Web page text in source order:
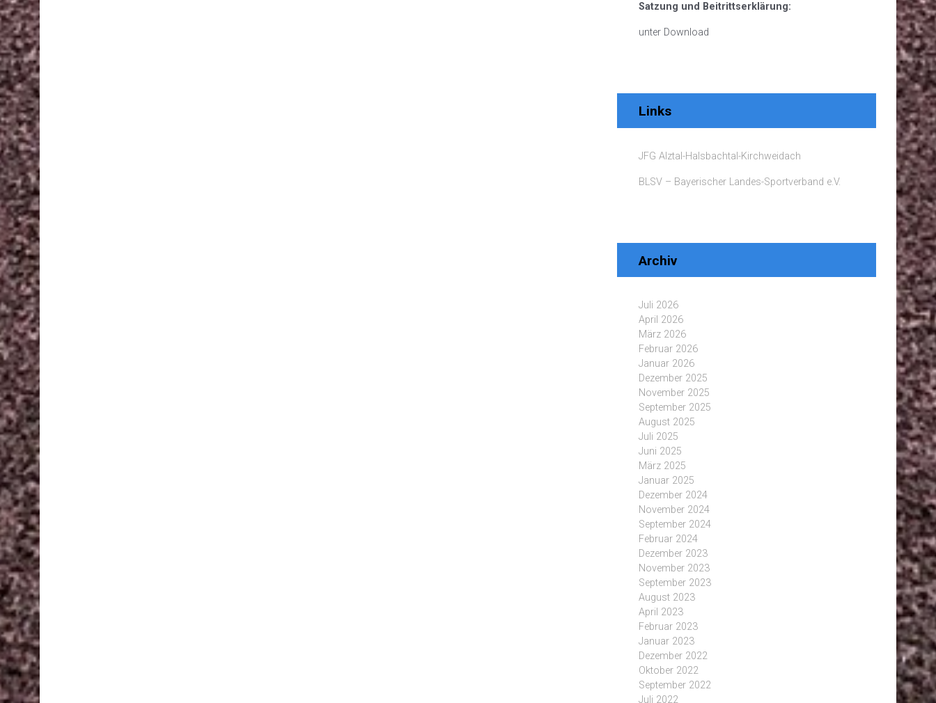
Satzung und Beitrittserklärung:
unter Download
Links
JFG Alztal-Halsbachtal-Kirchweidach
BLSV – Bayerischer Landes-Sportverband e.V.
Archiv
Juli 2026
April 2026
März 2026
Februar 2026
Januar 2026
Dezember 2025
November 2025
September 2025
August 2025
Juli 2025
Juni 2025
März 2025
Januar 2025
Dezember 2024
November 2024
September 2024
Februar 2024
Dezember 2023
November 2023
September 2023
August 2023
April 2023
Februar 2023
Januar 2023
Dezember 2022
Oktober 2022
September 2022
Juli 2022